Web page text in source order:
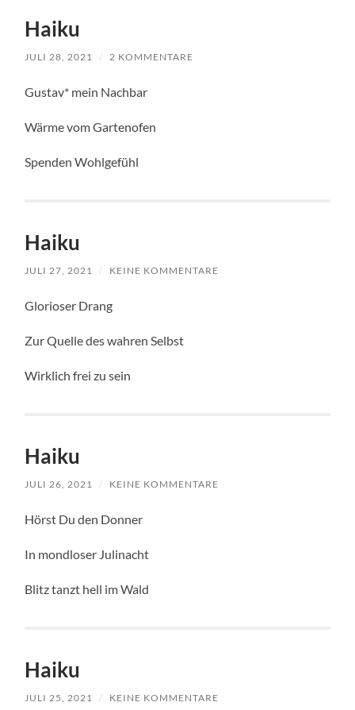
Haiku
JULI 28, 2021 / 2 KOMMENTARE
Gustav* mein Nachbar
Wärme vom Gartenofen
Spenden Wohlgefühl
Haiku
JULI 27, 2021 / KEINE KOMMENTARE
Glorioser Drang
Zur Quelle des wahren Selbst
Wirklich frei zu sein
Haiku
JULI 26, 2021 / KEINE KOMMENTARE
Hörst Du den Donner
In mondloser Julinacht
Blitz tanzt hell im Wald
Haiku
JULI 25, 2021 / KEINE KOMMENTARE